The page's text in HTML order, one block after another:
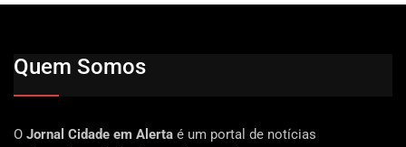
Quem Somos
O Jornal Cidade em Alerta é um portal de notícias